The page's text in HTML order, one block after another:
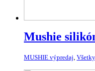
Mushie
MUSHIE výpredaj,